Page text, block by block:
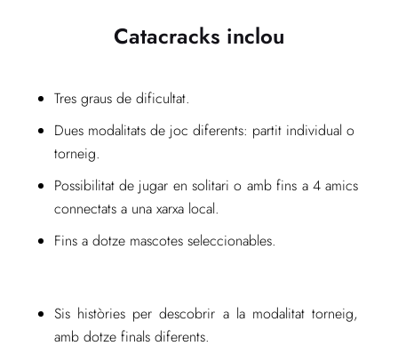
Catacracks inclou
Tres graus de dificultat.
Dues modalitats de joc diferents: partit individual o
torneig.
Possibilitat de jugar en solitari o amb fins a 4 amics
connectats a una xarxa local.
Fins a dotze mascotes seleccionables.
Sis històries per descobrir a la modalitat torneig,
amb dotze finals diferents.